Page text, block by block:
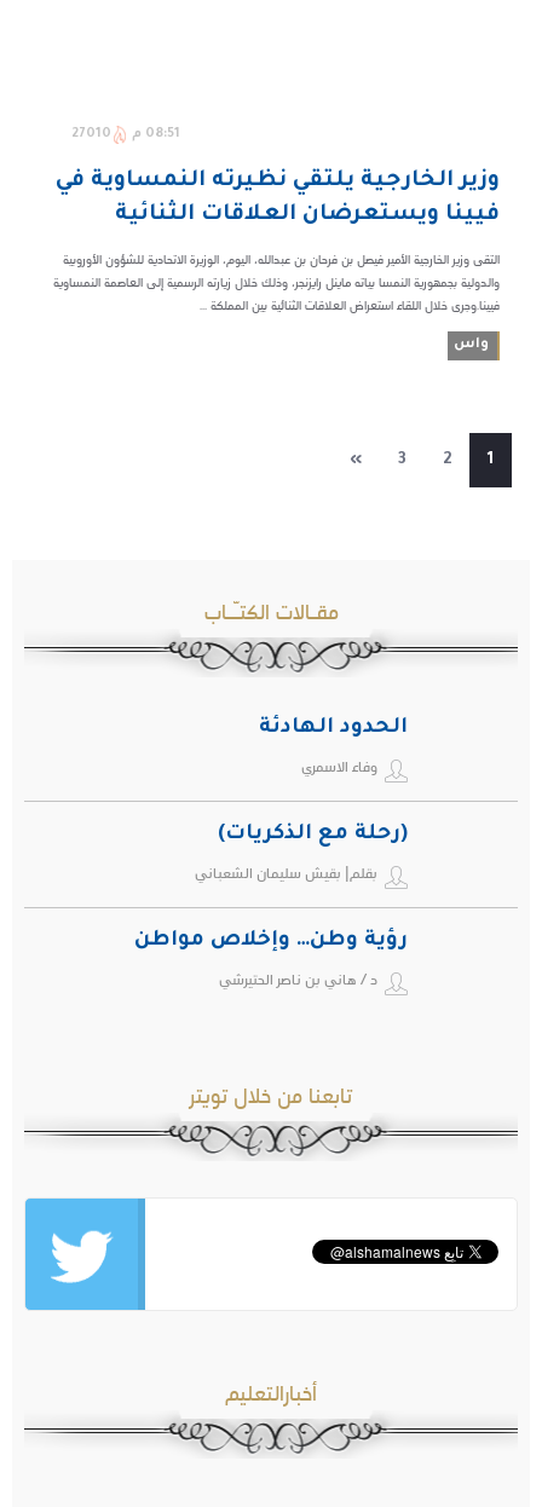
08:51 م 27010
وزير الخارجية يلتقي نظيرته النمساوية في
فيينا ويستعرضان العلاقات الثنائية
التقى وزير الخارجية الأمير فيصل بن فرحان بن عبدالله، اليوم، الوزيرة الاتحادية للشؤون الأوروبية
والدولية بجمهورية النمسا بياته ماينل رايزنجر، وذلك خلال زيارته الرسمية إلى العاصمة النمساوية
فيينا.وجرى خلال اللقاء استعراض العلاقات الثنائية بين المملكة ...
واس
1
2
3
»
مقـالات الكتـّـاب
الحدود الهادئة
وفاء الاسمري
(رحلة مع الذكريات)
بقلم| بقيش سليمان الشعباني
رؤية وطن… وإخلاص مواطن
د / هاني بن ناصر الحتيرشي
تابعنا من خلال تويتر
أخبارالتعليم